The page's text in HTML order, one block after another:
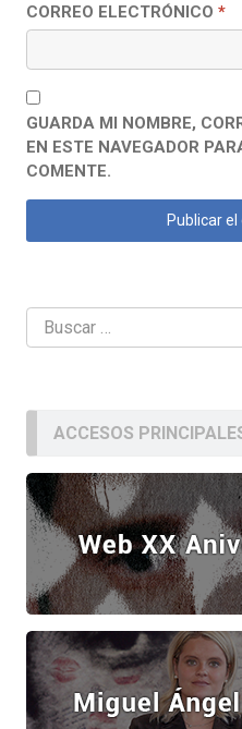
CORREO ELECTRÓNICO *
GUARDA MI NOMBRE,
EN ESTE NAVEGADOR
COMENTE.
Buscar:
ACCESOS